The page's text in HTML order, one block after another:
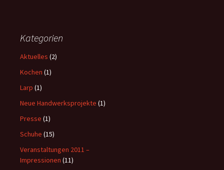
Kategorien
Aktuelles (2)
Kochen (1)
Larp (1)
Neue Handwerksprojekte (1)
Presse (1)
Schuhe (15)
Veranstaltungen 2011 –
Impressionen (11)